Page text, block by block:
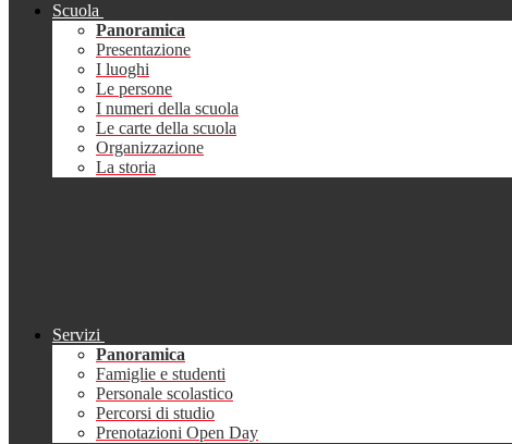
Scuola
Panoramica
Presentazione
I luoghi
Le persone
I numeri della scuola
Le carte della scuola
Organizzazione
La storia
Servizi
Panoramica
Famiglie e studenti
Personale scolastico
Percorsi di studio
Prenotazioni Open Day